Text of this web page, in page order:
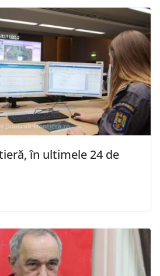
în ultimele 24 de